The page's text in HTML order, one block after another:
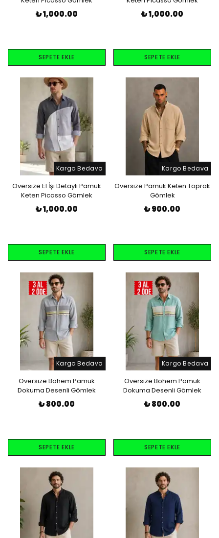
₺ 1,000.00
SEPETE EKLE
₺ 1,000.00
SEPETE EKLE
Kargo Bedava
Oversize El İşi Detaylı Pamuk
Keten Picasso Gömlek
₺ 1,000.00
SEPETE EKLE
Kargo Bedava
Oversize Pamuk Keten Toprak
Gömlek
₺ 900.00
SEPETE EKLE
Kargo Bedava
Oversize Bohem Pamuk
Dokuma Desenli Gömlek
₺ 800.00
SEPETE EKLE
Kargo Bedava
Oversize Bohem Pamuk
Dokuma Desenli Gömlek
₺ 800.00
SEPETE EKLE